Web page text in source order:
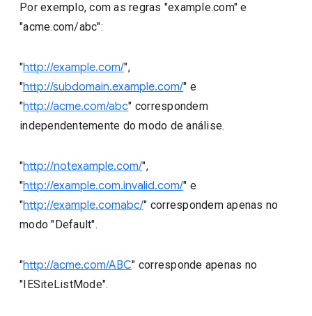
Por exemplo, com as regras "example.com" e
"acme.com/abc":
"http://example.com/",
"http://subdomain.example.com/" e
"http://acme.com/abc" correspondem
independentemente do modo de análise.
"http://notexample.com/",
"http://example.com.invalid.com/" e
"http://example.comabc/" correspondem apenas no
modo "Default".
"http://acme.com/ABC" corresponde apenas no
"IESiteListMode".